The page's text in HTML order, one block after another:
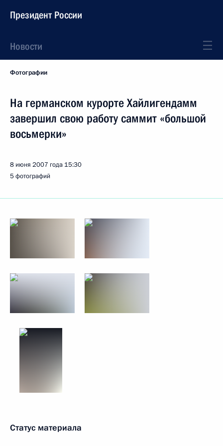
Президент России
Новости
Фотографии
На германском курорте Хайлигендамм
завершил свою работу саммит «большой
восьмерки»
8 июня 2007 года 15:30
5 фотографий
Статус материала